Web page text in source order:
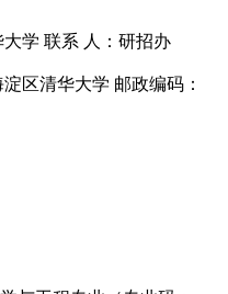
学 联系 人：研招办
区清华大学 邮政编码：